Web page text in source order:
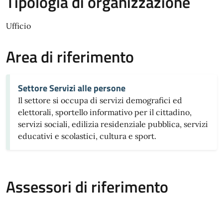
Ufficio
Area di riferimento
Settore Servizi alle persone
Il settore si occupa di servizi demografici ed
elettorali, sportello informativo per il cittadino,
servizi sociali, edilizia residenziale pubblica, servizi
educativi e scolastici, cultura e sport.
Assessori di riferimento